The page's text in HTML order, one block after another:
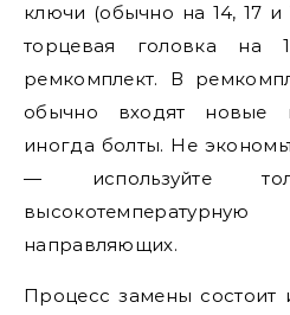
ключи (обычно на 14, 17 и
торцевая головка на
ремкомплект. В
обычно входят новые
иногда болты. Не
— используйте
направляющих.
Процесс замены состоит